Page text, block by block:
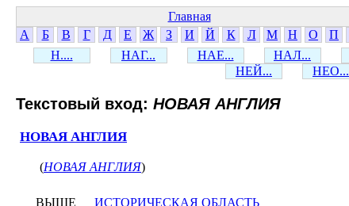
Главная
А
Б В Г Д Е Ж З И Й К Л М Н О П
Н....
НАГ... НАЕ... НАЛ...
НЕЙ...
НЕО...
Текстовый вход: НОВАЯ АНГЛИЯ
НОВАЯ АНГЛИЯ
(НОВАЯ АНГЛИЯ)
ВЫШЕ
ИСТОРИЧЕСКАЯ ОБЛАСТЬ